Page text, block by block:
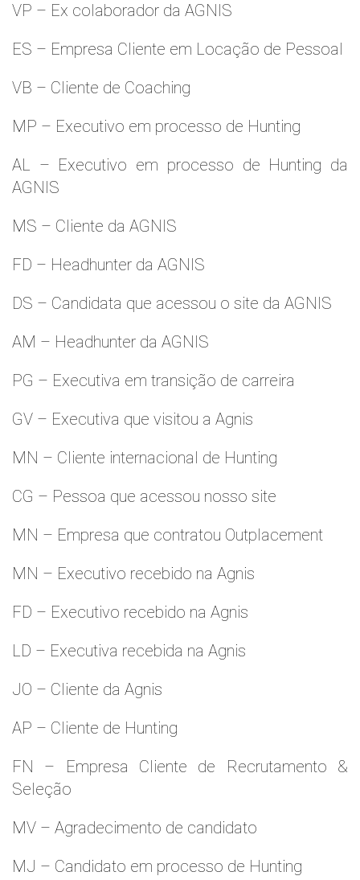
VP – Ex colaborador da AGNIS
ES – Empresa Cliente em Locação de Pessoal
VB – Cliente de Coaching
MP – Executivo em processo de Hunting
AL – Executivo em processo de Hunting da
AGNIS
MS – Cliente da AGNIS
FD – Headhunter da AGNIS
DS – Candidata que acessou o site da AGNIS
AM – Headhunter da AGNIS
PG – Executiva em transição de carreira
GV – Executiva que visitou a Agnis
MN – Cliente internacional de Hunting
CG – Pessoa que acessou nosso site
MN – Empresa que contratou Outplacement
MN – Executivo recebido na Agnis
FD – Executivo recebido na Agnis
LD – Executiva recebida na Agnis
JO – Cliente da Agnis
AP – Cliente de Hunting
FN – Empresa Cliente de Recrutamento &
Seleção
MV – Agradecimento de candidato
MJ – Candidato em processo de Hunting